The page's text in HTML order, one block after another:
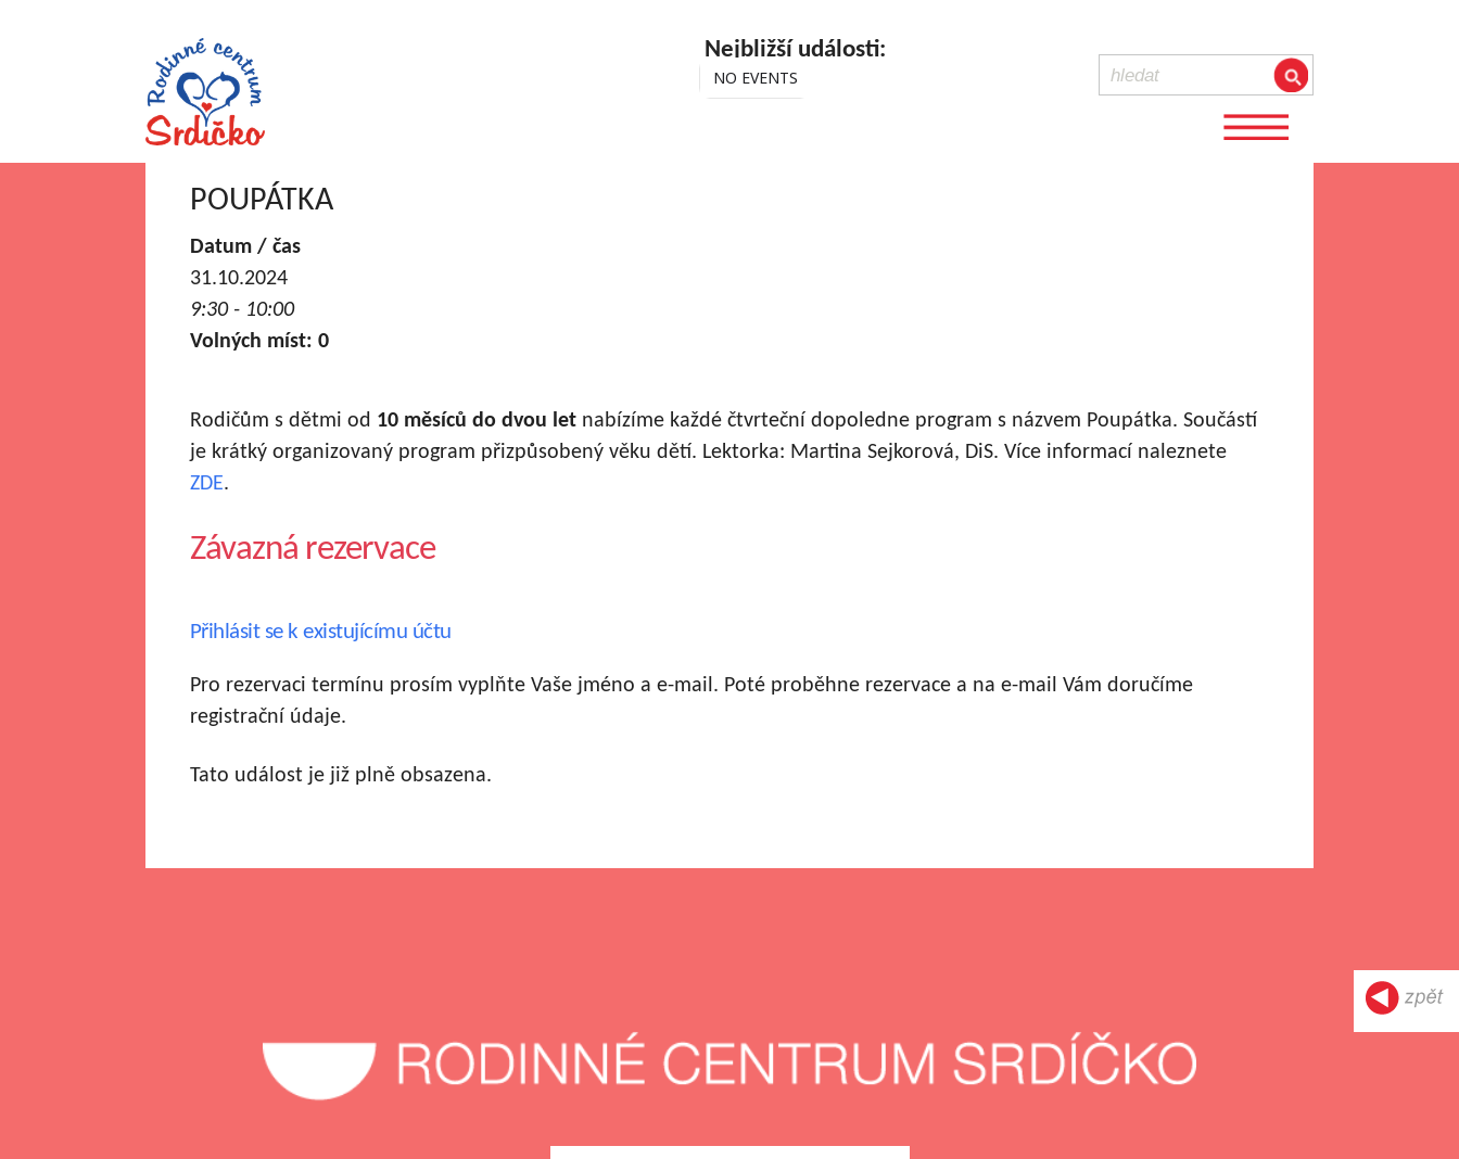
Nejbližší události:
NO EVENTS
POUPÁTKA
Datum / čas
31.10.2024
9:30 - 10:00
Volných míst: 0
Rodičům s dětmi od 10 měsíců do dvou letnabízíme každé čtvrteční dopoledne program s názvem Poupátka. Součástí
je krátký organizovaný program přizpůsobený věku dětí. Lektorka: Martina Sejkorová, DiS. Více informací naleznete
ZDE.
Závazná rezervace
Přihlásit se k existujícímu účtu
Pro rezervaci termínu prosím vyplňte Vaše jméno a e-mail. Poté proběhne rezervace a na e-mail Vám doručíme
registrační údaje.
Tato událost je již plně obsazena.